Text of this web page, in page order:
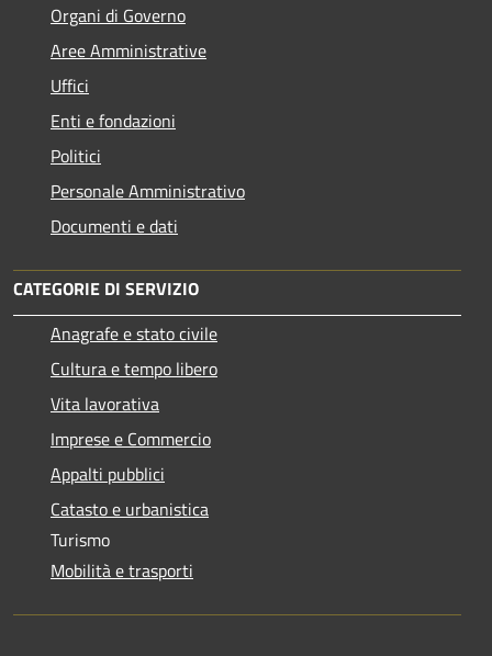
Organi di Governo
Aree Amministrative
Uffici
Enti e fondazioni
Politici
Personale Amministrativo
Documenti e dati
CATEGORIE DI SERVIZIO
Anagrafe e stato civile
Cultura e tempo libero
Vita lavorativa
Imprese e Commercio
Appalti pubblici
Catasto e urbanistica
Turismo
Mobilità e trasporti